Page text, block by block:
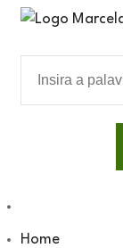
Home